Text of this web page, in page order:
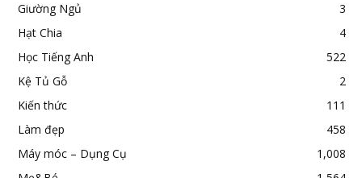
Giường Ngủ
3
Hạt Chia
4
Học Tiếng Anh
522
Kệ Tủ Gỗ
2
Kiến thức
111
Làm đẹp
458
Máy móc – Dụng Cụ
1,008